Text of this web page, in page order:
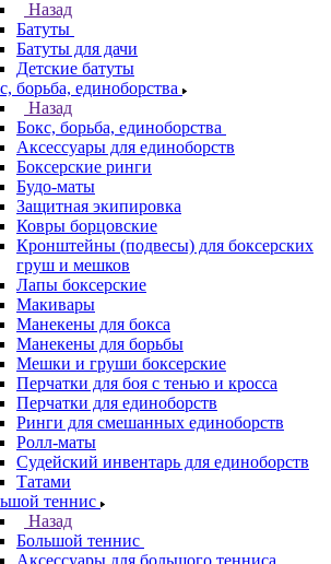
Назад
Батуты
Батуты для дачи
Детские батуты
борьба, единоборства
Назад
Бокс, борьба, единоборства
Аксессуары для единоборств
Боксерские ринги
Будо-маты
Защитная экипировка
Ковры борцовские
Кронштейны (подвесы) для боксерских
груш и мешков
Лапы боксерские
Макивары
Манекены для бокса
Манекены для борьбы
Мешки и груши боксерские
Перчатки для боя с тенью и кросса
Перчатки для единоборств
Ринги для смешанных единоборств
Ролл-маты
Судейский инвентарь для единоборств
Татами
теннис
Назад
Большой теннис
Аксессуары для большого тенниса